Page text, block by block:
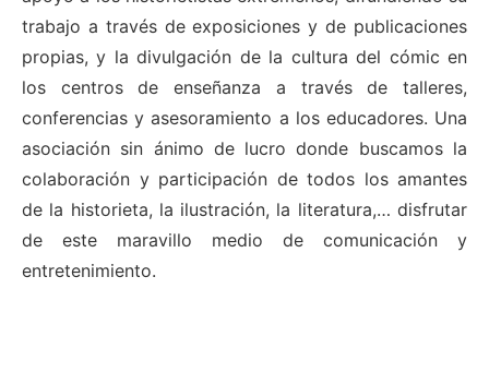
trabajo a través de exposiciones y de publicaciones
propias, y la divulgación de la cultura del cómic en
los centros de enseñanza a través de talleres,
conferencias y asesoramiento a los educadores. Una
asociación sin ánimo de lucro donde buscamos la
colaboración y participación de todos los amantes
de la historieta, la ilustración, la literatura,… disfrutar
de este maravillo medio de comunicación y
entretenimiento.